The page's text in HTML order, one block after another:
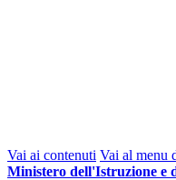
Vai ai contenuti Vai al menu
Ministero dell'Istruzione e